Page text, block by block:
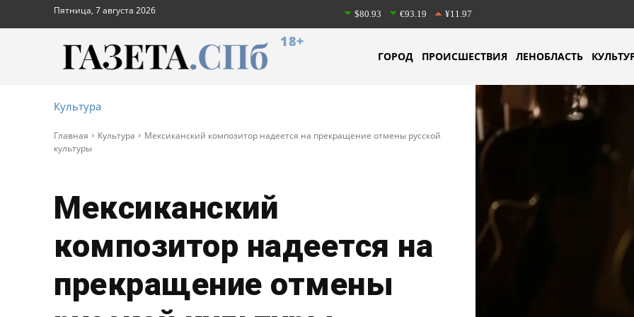
Пятница, 7 августа 2026 $80.93 €93.19 ¥11.97
18+
ГОРОД ПРОИСШЕСТВИЯ ЛЕНОБЛАСТЬ
Культура
Главная Культура
Мексиканский композитор надеется на прекращение отмены русской
культуры
Мексиканский
композитор надеется на
прекращение отмены